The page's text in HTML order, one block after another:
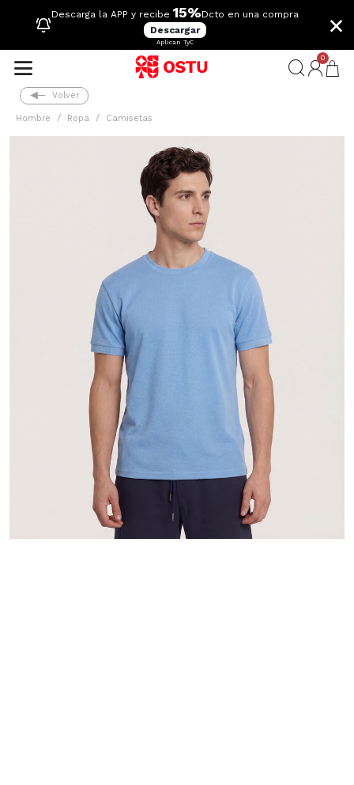
Descarga la APP y recibe 15%Dcto en una compra
Descargar
Aplican TyC
×
0
Volver
Hombre Ropa Camisetas